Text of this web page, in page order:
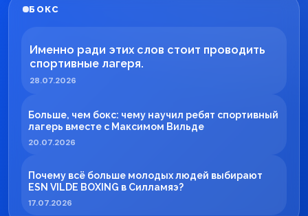
БОКС
Именно ради этих слов стоит проводить
спортивные лагеря.
28.07.2026
Больше, чем бокс: чему научил ребят спортивный
лагерь вместе с Максимом Вильде
20.07.2026
Почему всё больше молодых людей выбирают
ESN VILDE BOXING в Силламяэ?
17.07.2026